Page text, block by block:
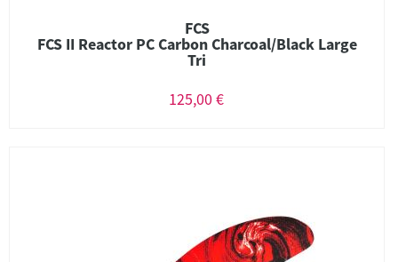
FCS
FCS II Reactor PC Carbon Charcoal/Black Large
Tri
125,00 €